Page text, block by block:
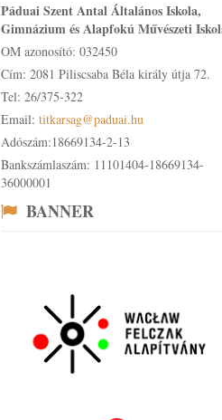
Páduai Szent Antal Általános Iskola,
Gimnázium és Alapfokú Művészeti
OM azonosító: 032450
Cím: 2081 Piliscsaba Béla király útja 72.
Tel: 26/375-322
Email: titkarsag@paduai.hu
Adószám:18669134-2-13
Bankszámlaszám: 11101404-18669134-
36000001
BANNER